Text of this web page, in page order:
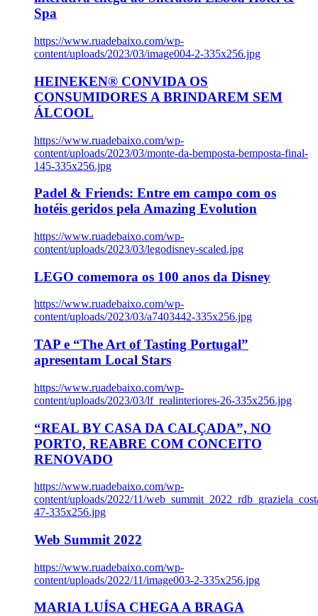
Spa
https://www.ruadebaixo.com/wp-
content/uploads/2023/03/image004-2-335x256.jpg
HEINEKEN® CONVIDA OS
CONSUMIDORES A BRINDAREM SEM
ÁLCOOL
https://www.ruadebaixo.com/wp-
content/uploads/2023/03/monte-da-bemposta-bemposta-final-
145-335x256.jpg
Padel & Friends: Entre em campo com os
hotéis geridos pela Amazing Evolution
https://www.ruadebaixo.com/wp-
content/uploads/2023/03/legodisney-scaled.jpg
LEGO comemora os 100 anos da Disney
https://www.ruadebaixo.com/wp-
content/uploads/2023/03/a7403442-335x256.jpg
TAP e “The Art of Tasting Portugal”
apresentam Local Stars
https://www.ruadebaixo.com/wp-
content/uploads/2023/03/lf_realinteriores-26-335x256.jpg
“REAL BY CASA DA CALÇADA”, NO
PORTO, REABRE COM CONCEITO
RENOVADO
https://www.ruadebaixo.com/wp-
content/uploads/2022/11/
47-335x256.jpg
Web Summit 2022
https://www.ruadebaixo.com/wp-
content/uploads/2022/11/image003-2-335x256.jpg
MARIA LUÍSA CHEGA A BRAGA